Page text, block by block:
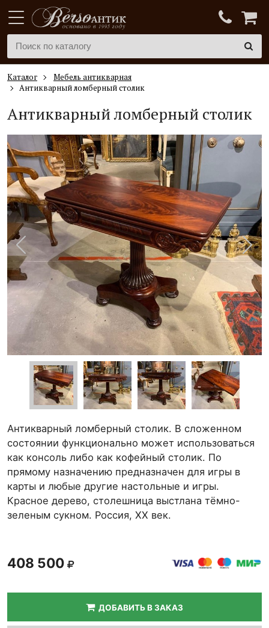
Каталог
Мебель антикварная
Антикварный ломберный столик
Антикварный ломберный столик
Антикварный ломберный столик. В сложенном
состоянии функционально может использоваться
как консоль либо как кофейный столик. По
прямому назначению предназначен для игры в
карты и любые другие настольные и игры.
Красное дерево, столешница выстлана тёмно-
зеленым сукном. Россия, XX век.
408 500
ДОБАВИТЬ В ЗАКАЗ